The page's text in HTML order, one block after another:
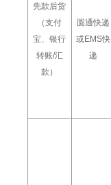
先款后货
（支付
宝、银行
转账/汇
款）
圆通快递
或EMS快
递